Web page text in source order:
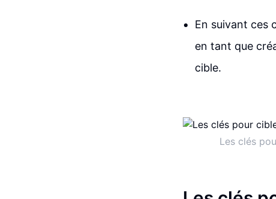
En suivant ces
en tant que
cible.
Les clés